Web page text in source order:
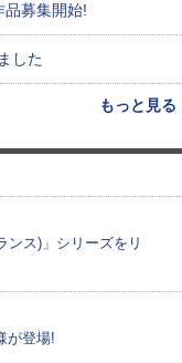
品募集開始!
した
もっと見る
ンス)」シリーズをリ
が登場!